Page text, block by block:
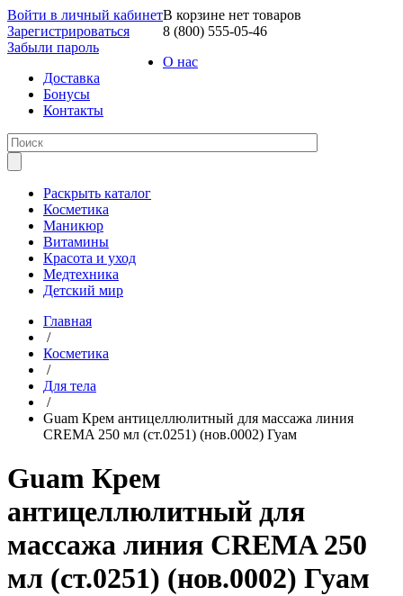
Войти в личный кабинет
Зарегистрироваться
Забыли пароль
В корзине нет товаров
8 (800) 555-05-46
О нас
Доставка
Бонусы
Контакты
Раскрыть каталог
Косметика
Маникюр
Витамины
Красота и уход
Медтехника
Детский мир
Главная
/
Косметика
/
Для тела
/
Guam Крем антицеллюлитный для массажа линия
CREMA 250 мл (ст.0251) (нов.0002) Гуам
Guam Крем
антицеллюлитный для
массажа линия CREMA 250
мл (ст.0251) (нов.0002) Гуам